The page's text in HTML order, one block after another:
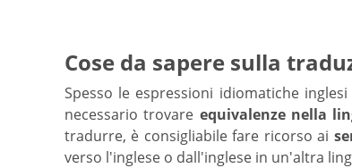
Cose da sapere sulla
Spesso le espressioni idiomatiche
necessario trovare equivalenze nella
tradurre, è consigliabile fare ricorso ai
verso l'inglese o dall'inglese in un'altra